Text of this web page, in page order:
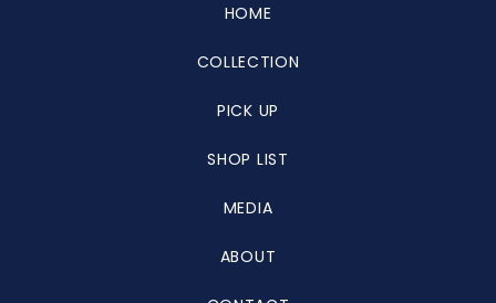
HOME
COLLECTION
PICK UP
SHOP LIST
MEDIA
ABOUT